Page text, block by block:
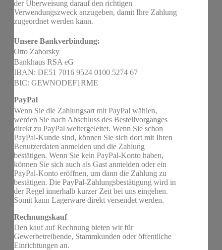
der Überweisung darauf den richtigen
Verwendungszweck anzugeben, damit Ihre Zahlung
zugeordnet werden kann.
Unsere Bankverbindung:
Otto Zahorsky
Bankhaus RSA eG
IBAN: DE51 7016 9524 0100 5274 67
BIC: GEWNODEF1RME
PayPal
Wenn Sie die Zahlungsart mit PayPal wählen,
werden Sie nach Abschluss des Bestellvorganges
direkt zu PayPal weitergeleitet. Wenn Sie schon
PayPal-Kunde sind, können Sie sich dort mit Ihren
Benutzerdaten anmelden und die Zahlung
bestätigen. Wenn Sie kein PayPal-Konto haben,
können Sie sich auch als Gast anmelden oder ein
PayPal-Konto eröffnen, um dann die Zahlung zu
bestätigen. Die PayPal-Zahlungsbestätigung wird in
der Regel innerhalb kurzer Zeit bei uns eingehen.
Somit kann Lagerware direkt versendet werden.
Rechnungskauf
Den kauf auf Rechnung bieten wir für
Gewerbetreibende, Stammkunden oder öffentliche
Einrichtungen an.